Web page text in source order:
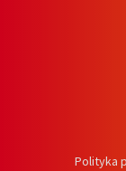
Polityka